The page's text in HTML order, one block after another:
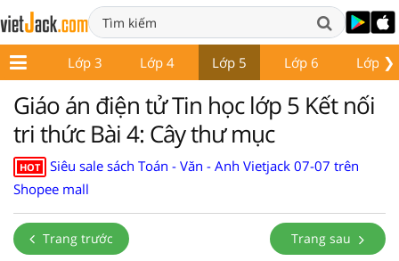
❯
2 Lớp 3 Lớp 4 Lớp 5 Lớp 6 Lớp 7
Giáo án điện tử Tin học lớp 5 Kết nối
tri thức Bài 4: Cây thư mục
HOT
Siêu sale sách Toán - Văn - Anh Vietjack 07-07 trên
Shopee mall
Trang trước Trang sau